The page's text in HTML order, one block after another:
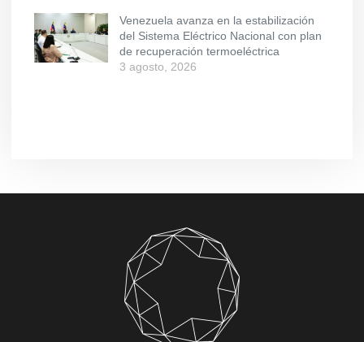
Venezuela avanza en la estabilización
del Sistema Eléctrico Nacional con plan
de recuperación termoeléctrica
3 agosto, 2026